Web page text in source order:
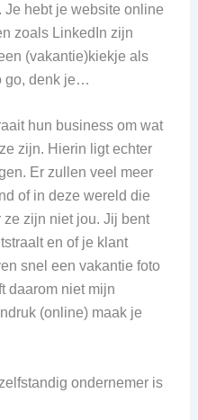
hebt je website online
zoals LinkedIn zijn
(vakantie)kiekje als
go, denk je…
hun business om wat
zijn. Hierin ligt echter
Er zullen veel meer
of in deze wereld die
zijn niet jou. Jij bent
en of je klant
snel een vakantie foto
daarom niet mijn
(online) maak je
ondernemer is